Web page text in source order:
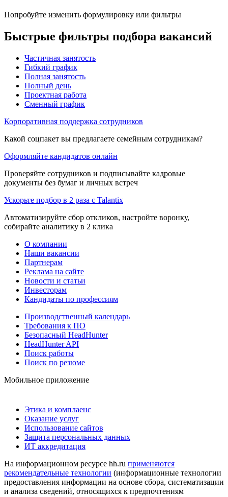
Попробуйте изменить формулировку или фильтры
Быстрые фильтры подбора вакансий
Частичная занятость
Гибкий график
Полная занятость
Полный день
Проектная работа
Сменный график
Корпоративная поддержка сотрудников
Какой соцпакет вы предлагаете семейным сотрудникам?
Оформляйте кандидатов онлайн
Проверяйте сотрудников и подписывайте кадровые
документы без бумаг и личных встреч
Ускорьте подбор в 2 раза с Talantix
Автоматизируйте сбор откликов, настройте воронку,
собирайте аналитику в 2 клика
О компании
Наши вакансии
Партнерам
Реклама на сайте
Новости и статьи
Инвесторам
Кандидаты по профессиям
Производственный календарь
Требования к ПО
Безопасный HeadHunter
HeadHunter API
Поиск работы
Поиск по резюме
Мобильное приложение
Этика и комплаенс
Оказание услуг
Использование сайтов
Защита персональных данных
ИТ аккредитация
На информационном ресурсе hh.ru применяются
рекомендательные технологии (информационные технологии
предоставления информации на основе сбора, систематизации
и анализа сведений, относящихся к предпочтениям